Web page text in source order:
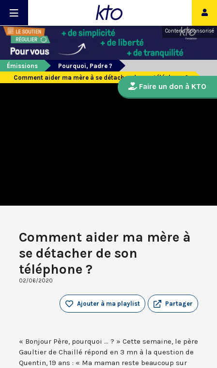
Contenu sponsorisé
Émissions
Pourquoi, Padre ?
Comment aider ma mère à se détacher de son téléphone ?
Comment aider ma mère à
se détacher de son
téléphone ?
02/06/2020
Partager
Ajouter à ma playlist
« Bonjour Père, pourquoi ... ? » Cette semaine, le père
Gaultier de Chaillé répond en 3 mn à la question de
Quentin, 19 ans : « Ma maman reste beaucoup sur
Faire un don à KTO